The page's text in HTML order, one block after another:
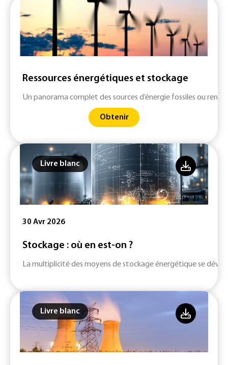
Ressources énergétiques et stockage
Un panorama complet des sources d’énergie fossiles ou
Obtenir
Livre blanc
30 Avr 2026
Stockage : où en est-on ?
La multiplicité des moyens de stockage énergétique se
Livre blanc